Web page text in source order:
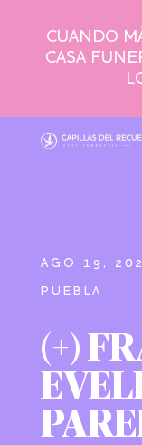
CUANDO
CASA
AGO 19,
PUEBLA
(+)